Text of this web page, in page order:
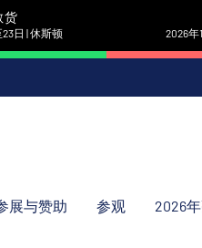
货
日 | 休斯顿 2026年
展与赞助 参观 2026